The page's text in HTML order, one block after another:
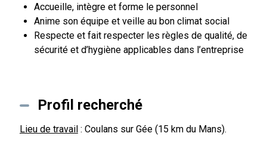
Accueille, intègre et forme le personnel
Anime son équipe et veille au bon climat social
Respecte et fait respecter les règles de qualité, de
sécurité et d’hygiène applicables dans l’entreprise
Profil recherché
Lieu de travail: Coulans sur Gée (15 km du Mans).